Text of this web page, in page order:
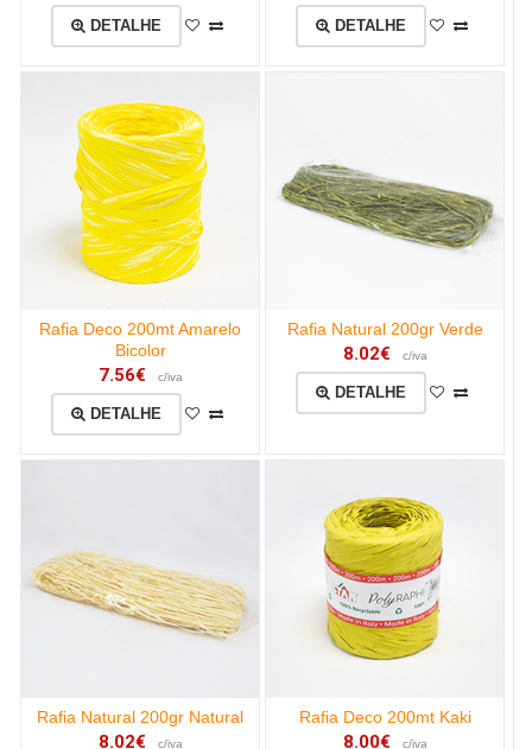
DETALHE DETALHE
Rafia Deco 200mt Amarelo
Bicolor
7.56€ c/iva
DETALHE
Rafia Natural 200gr Verde
8.02€ c/iva
DETALHE
Rafia Natural 200gr Natural
8.02€ c/iva
Rafia Deco 200mt Kaki
8.00€ c/iva